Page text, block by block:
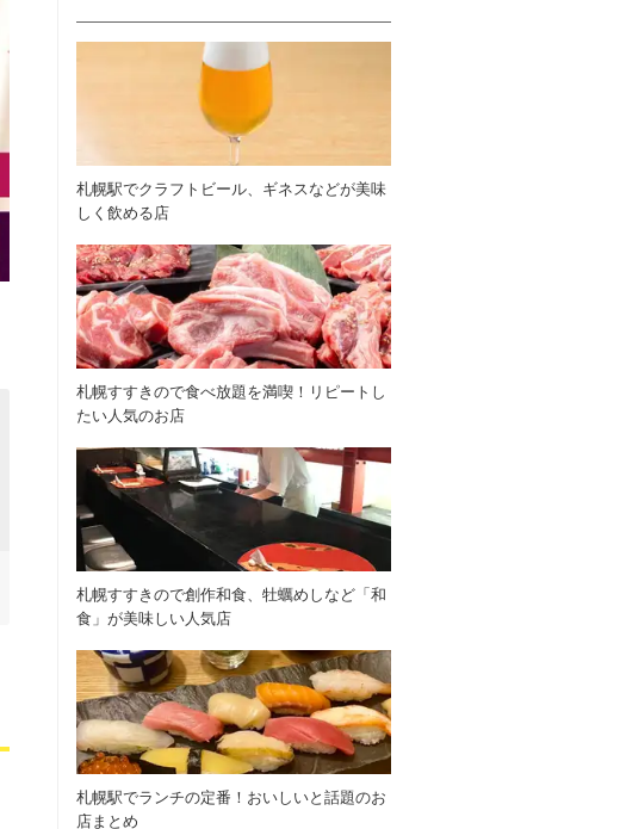
札幌駅でクラフトビール、ギネスなどが美味
しく飲める店
札幌すすきので食べ放題を満喫！リピートし
たい人気のお店
札幌すすきので創作和食、牡蠣めしなど「和
食」が美味しい人気店
札幌駅でランチの定番！おいしいと話題のお
店まとめ